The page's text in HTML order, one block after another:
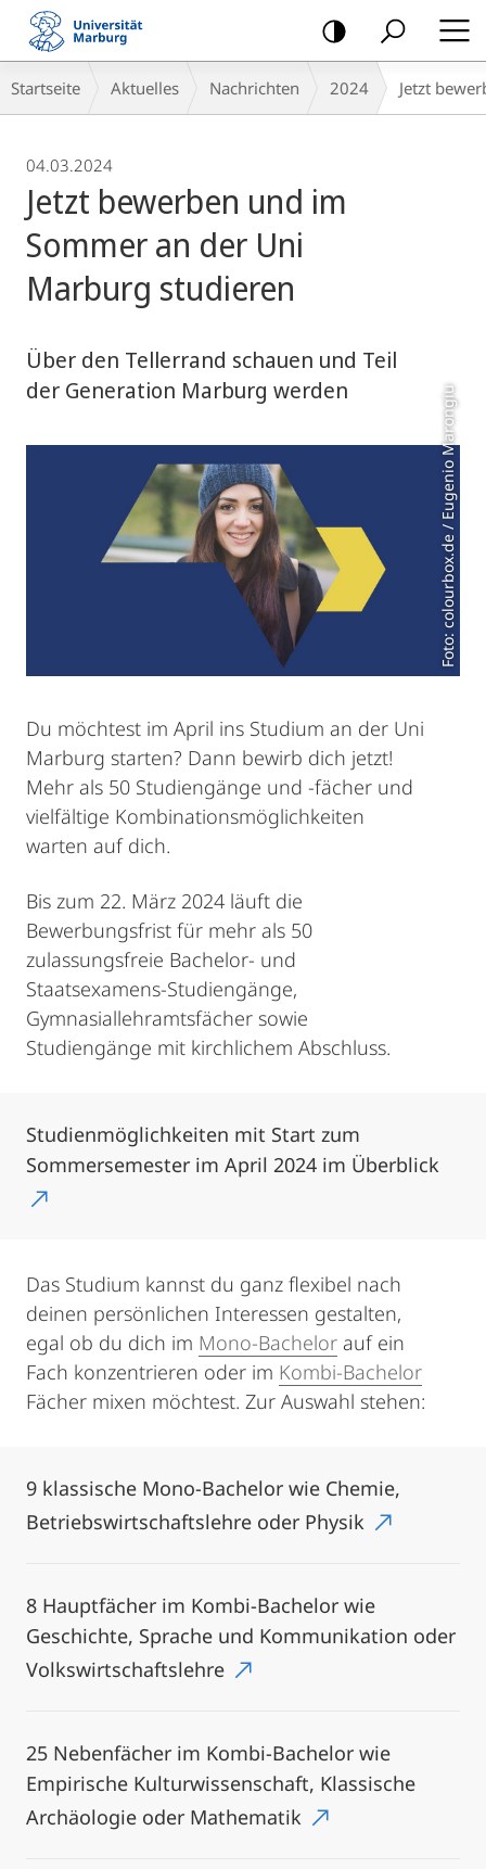
Mobile-
Navigation
Breadcrumb-
Navigation
Startseite Aktuelles Nachrichten 2024 Jetzt
04.03.2024
Jetzt bewerben und im
Sommer an der Uni
Marburg studieren
Über den Tellerrand schauen und Teil
der Generation Marburg werden
Foto: colourbox.de / Eugenio Marongiu
Du möchtest im April ins Studium an der Uni
Marburg starten? Dann bewirb dich jetzt!
Mehr als 50 Studiengänge und -fächer und
vielfältige Kombinationsmöglichkeiten
warten auf dich.
Bis zum 22. März 2024 läuft die
Bewerbungsfrist für mehr als 50
zulassungsfreie Bachelor- und
Staatsexamens-Studiengänge,
Gymnasiallehramtsfächer sowie
Studiengänge mit kirchlichem Abschluss.
Studienmöglichkeiten mit Start zum
Sommersemester im April 2024 im Überblick
Das Studium kannst du ganz flexibel nach
deinen persönlichen Interessen gestalten,
egal ob du dich im Mono-Bachelor auf ein
Fach konzentrieren oder im Kombi-Bachelor
Fächer mixen möchtest. Zur Auswahl stehen:
9 klassische Mono-Bachelor wie Chemie,
Betriebswirtschaftslehre oder Physik
8 Hauptfächer im Kombi-Bachelor wie
Geschichte, Sprache und Kommunikation oder
Volkswirtschaftslehre
25 Nebenfächer im Kombi-Bachelor wie
Empirische Kulturwissenschaft, Klassische
Archäologie oder Mathematik